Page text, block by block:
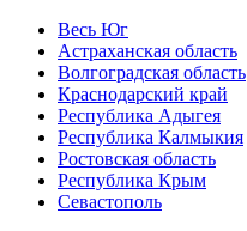
Весь Юг
Астраханская область
Волгоградская область
Краснодарский край
Республика Адыгея
Республика Калмыкия
Ростовская область
Республика Крым
Севастополь